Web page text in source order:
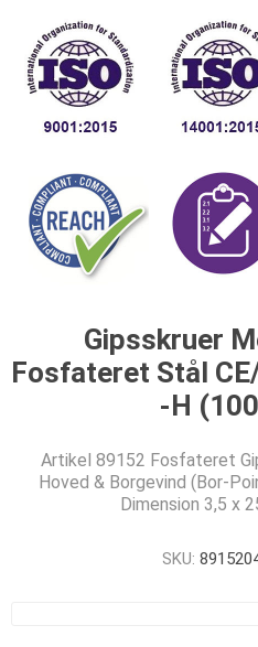
Gipsskruer
Fosfateret Stål
-H
Artikel 89152 Fosfateret
Hoved & Borgevind (Bor-
Dimension 3,5 x
SKU: